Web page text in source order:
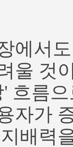
에서
울 것
흐름
자가
배력